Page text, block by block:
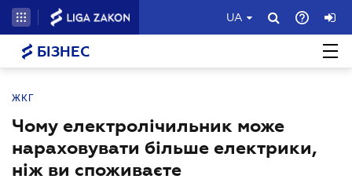
UA
БІЗНЕС
ЖКГ
Чому електролічильник може
нараховувати більше електрики,
ніж ви споживаєте